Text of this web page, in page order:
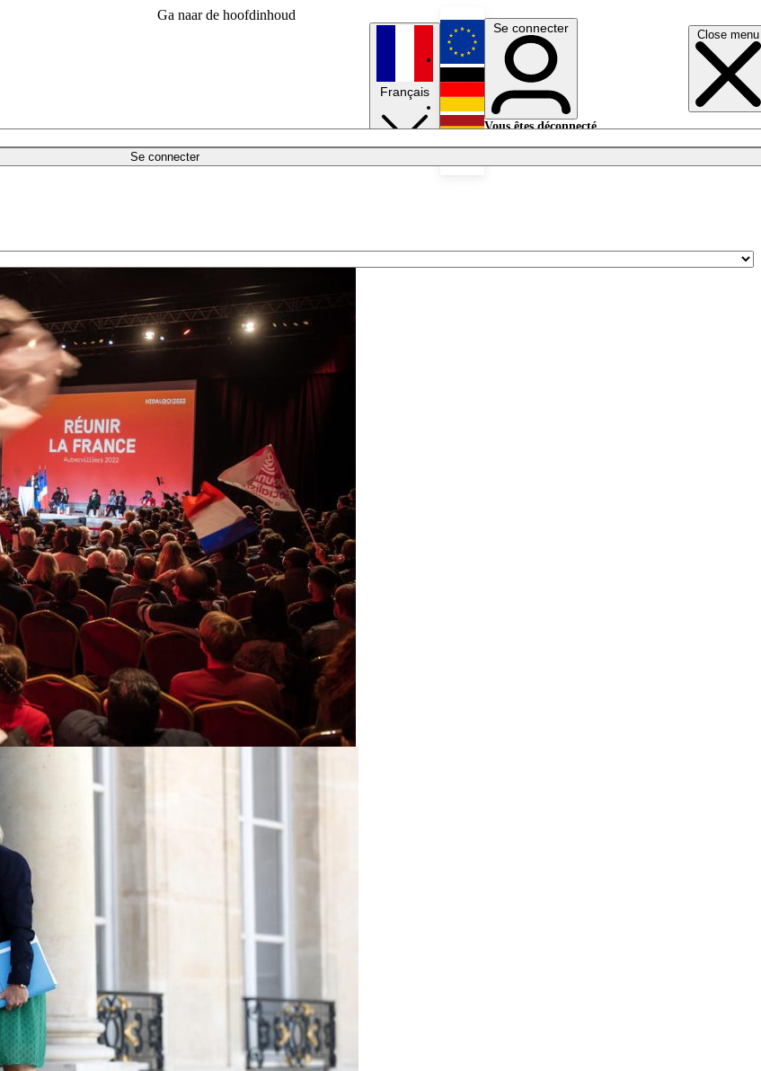
Ga naar de hoofdinhoud
Close menu
Se connecter
Français
English
Deutsch
Se connecter
Vous êtes déconnecté.